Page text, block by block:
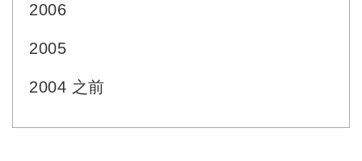
2006
2005
2004 之前